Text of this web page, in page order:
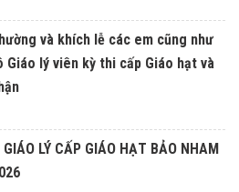
và khích lễ các em cũng như
Giáo lý viên kỳ thi cấp Giáo hạt và
LÝ CẤP GIÁO HẠT BẢO NHAM